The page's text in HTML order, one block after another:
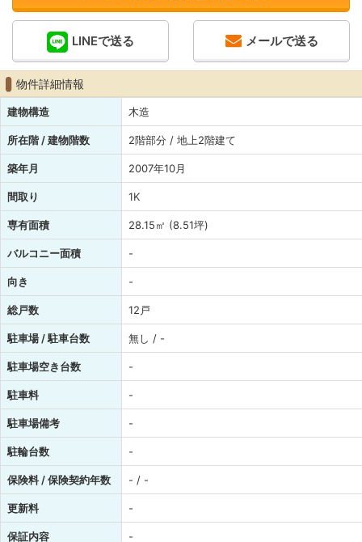
LINEで送る メールで送る
物件詳細情報
建物構造 木造
所在階 / 建物階数 2階部分 / 地上2階建て
築年月 2007年10月
間取り 1K
専有面積 28.15㎡ (8.51坪)
バルコニー面積 -
向き -
総戸数 12戸
駐車場 / 駐車台数 無し / -
駐車場空き台数 -
駐車料 -
駐車場備考 -
駐輪台数 -
保険料 / 保険契約年数 - / -
更新料 -
保証内容 -